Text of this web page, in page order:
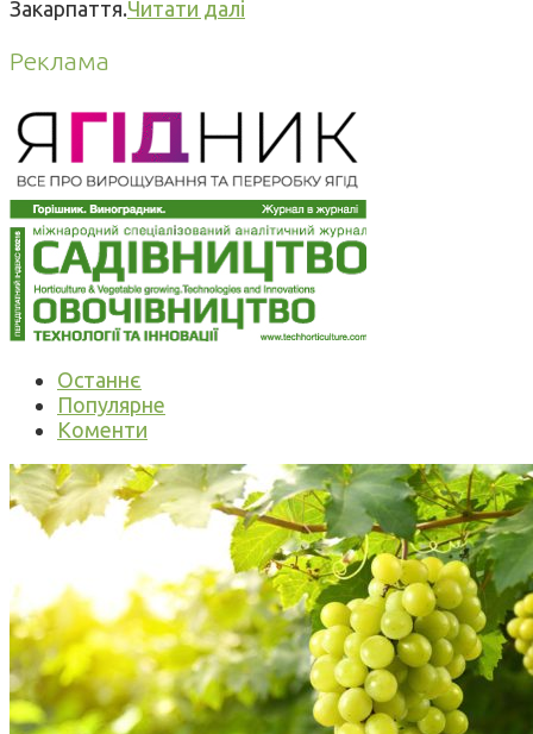
Закарпаття.Читати далі
Реклама
Останнє
Популярне
Коменти